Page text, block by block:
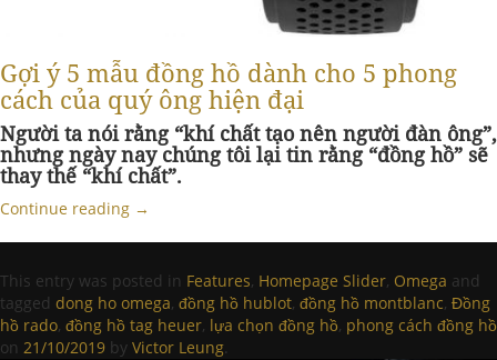
Gợi ý 5 mẫu đồng hồ dành cho 5 phong
cách của quý ông hiện đại
Người ta nói rằng “khí chất tạo nên người đàn ông”,
nhưng ngày nay chúng tôi lại tin rằng “đồng hồ” sẽ
thay thế “khí chất”.
Continue reading →
This entry was posted in Features, Homepage Slider, Omega and
tagged dong ho omega, đồng hồ hublot, đồng hồ montblanc, Đồng
hồ rado, đồng hồ tag heuer, lựa chọn đồng hồ, phong cách đồng hồ
on 21/10/2019 by Victor Leung.